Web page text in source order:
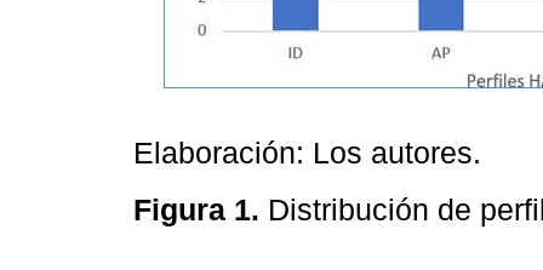
Elaboración: Los autores.
Figura 1. Distribución de